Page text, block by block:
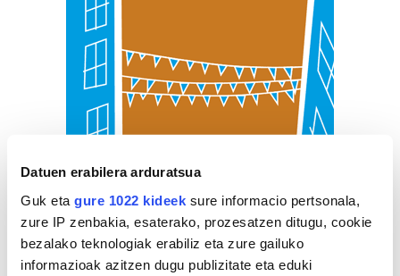
Datuen erabilera arduratsua
Guk eta gure 1022 kideek sure informacio pertsonala,
zure IP zenbakia, esaterako, prozesatzen ditugu, cookie
bezalako teknologiak erabiliz eta zure gailuko
informazioak azitzen dugu publizitate eta eduki